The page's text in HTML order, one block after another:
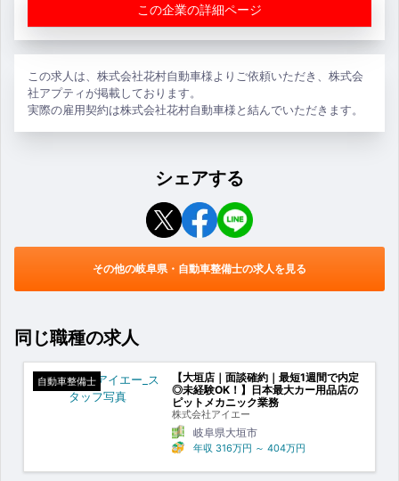
この企業の詳細ページ
この求人は、株式会社花村自動車様よりご依頼いただき、株式会
社アプティが掲載しております。
実際の雇用契約は株式会社花村自動車様と結んでいただきます。
シェアする
その他の岐阜県・自動車整備士の求人を見る
同じ職種の求人
自動車整備士
【大垣店｜面談確約｜最短1週間で内定
◎未経験OK！】日本最大カー用品店の
ピットメカニック業務
株式会社アイエー
岐阜県大垣市
年収 316万円 ～ 404万円